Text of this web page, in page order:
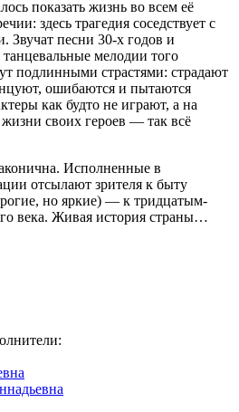
показать жизнь во всем её
здесь трагедия соседствует с
Звучат песни 30-х годов и
мелодии того
подлинными страстями: страдают
ошибаются и пытаются
как будто не играют, а на
своих героев — так всё
Исполненные в
отсылают зрителя к быту
но яркие) — к тридцатым-
века. Живая история страны…